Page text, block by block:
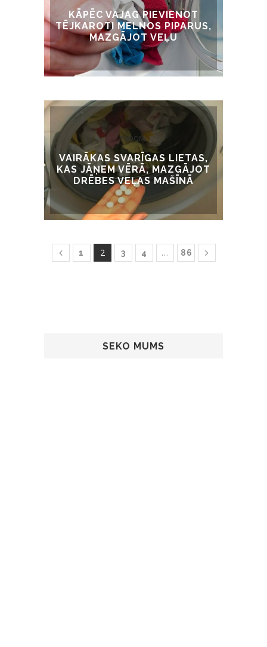
KĀPĒC VAJAG PIEVIENOT
TĒJKAROTI MELNOS PIPARUS,
MAZGĀJOT VEĻU
PADOMI
VAIRĀKAS SVARĪGAS LIETAS,
KAS JĀŅEM VĒRĀ, MAZGĀJOT
DRĒBES VEĻAS MAŠĪNĀ
1 2 3 4 … 86
SEKO MUMS